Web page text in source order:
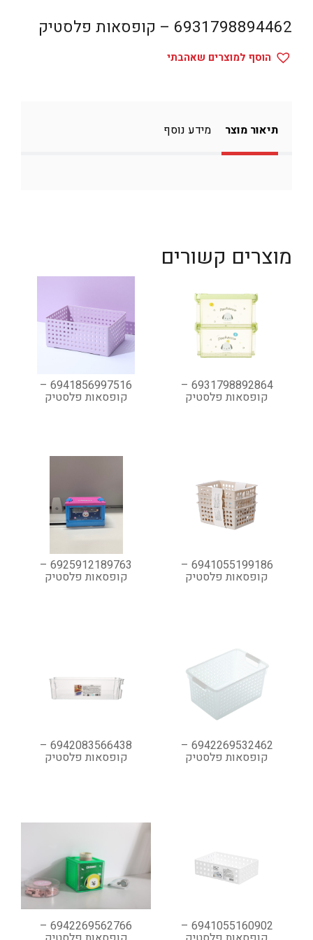
הלבשה תחתונה
ספורט
תיקים ואביזרים
6931798894462 – קופסאות פלסטיק
הוסף למוצרים שאהבתי
תיאור מוצר מידע נוסף
מוצרים קשורים
6931798892864 –
קופסאות פלסטיק
6941856997516 –
קופסאות פלסטיק
6941055199186 –
קופסאות פלסטיק
6925912189763 –
קופסאות פלסטיק
6942269532462 –
קופסאות פלסטיק
6942083566438 –
קופסאות פלסטיק
6941055160902 –
6942269562766 –